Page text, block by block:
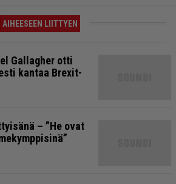
AIHEESEEN LIITTYEN
Gallagher otti
kantaa Brexit-
– ”He ovat